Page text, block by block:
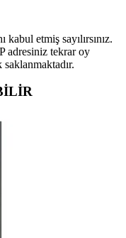
kabul etmiş sayılırsınız.
adresiniz tekrar oy
saklanmaktadır.